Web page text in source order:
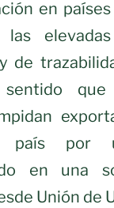
en
de
que
país por
en una
Unión de